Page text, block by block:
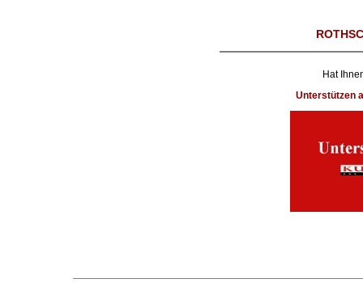
Hat
Unterstützen